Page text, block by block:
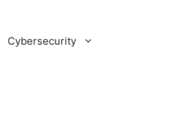
Cybersecurity